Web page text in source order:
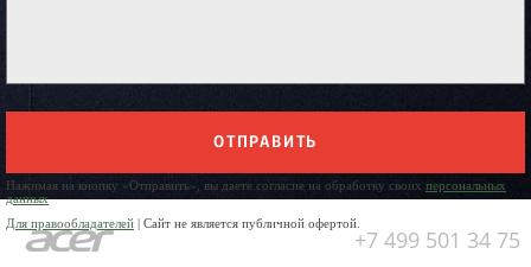
ОТПРАВИТЬ
Нажимая на кнопку «Отправить», вы даете согласие на обработку своих персональных
данных
Для правообладателей | Сайт не является публичной офертой.
+7 499 501 34 75